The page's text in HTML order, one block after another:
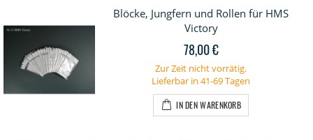
Blöcke, Jungfern und Rollen für HMS
Victory
78,00 €
Zur Zeit nicht vorrätig.
Lieferbar in 41-69 Tagen
IN DEN WARENKORB